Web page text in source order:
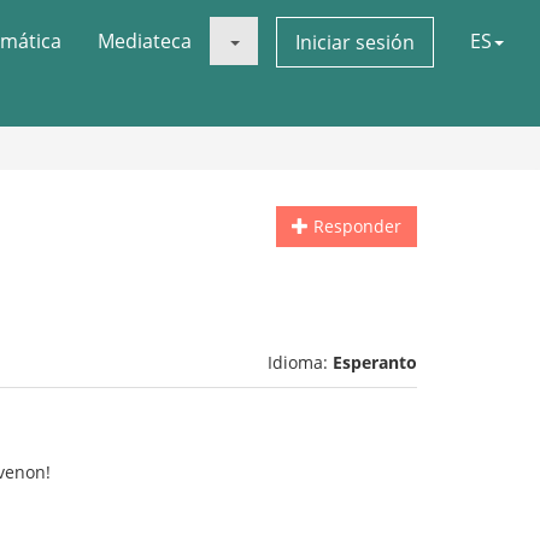
Mediateca Iniciar sesión ES
Responder
Idioma: Esperanto